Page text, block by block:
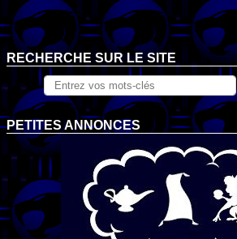
RECHERCHE SUR LE SITE
PETITES ANNONCES